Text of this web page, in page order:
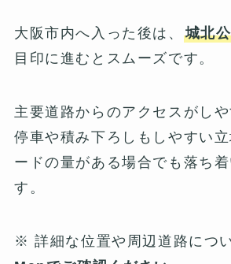
大阪市内へ入った後は、 城北
目印に進むとスムーズです。
主要道路からのアクセスがし
停車や積み下ろしもしやすい
ードの量がある場合でも落ち
す。
※ 詳細な位置や周辺道路につい